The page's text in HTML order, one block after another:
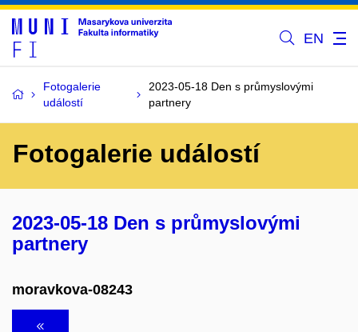
EN
Fotogalerie
událostí
2023-05-18 Den s průmyslovými
partnery
Fotogalerie událostí
2023-05-18 Den s průmyslovými
partnery
moravkova-08243